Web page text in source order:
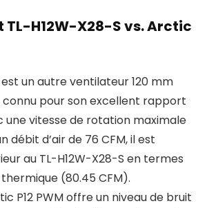
H12W-X28-S vs. Arctic
est un autre ventilateur 120 mm
pour son excellent rapport
une vitesse de rotation maximale
débit d’air de 76 CFM, il est
au TL-H12W-X28-S en termes
(80.45 CFM).
P12 PWM offre un niveau de bruit